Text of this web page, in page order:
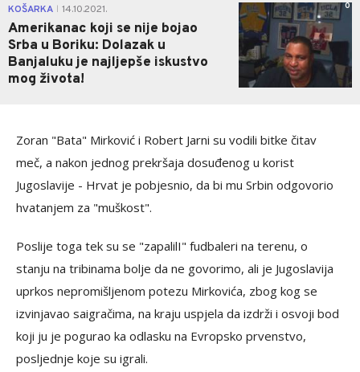
KOŠARKA 14.10.2021.
Amerikanac koji se nije bojao
Srba u Boriku: Dolazak u
Banjaluku je najljepše iskustvo
mog života!
0
Zoran "Bata" Mirković i Robert Jarni su vodili bitke čitav
meč, a nakon jednog prekršaja dosuđenog u korist
Jugoslavije - Hrvat je pobjesnio, da bi mu Srbin odgovorio
hvatanjem za "muškost".
Poslije toga tek su se "zapalilI" fudbaleri na terenu, o
stanju na tribinama bolje da ne govorimo, ali je Jugoslavija
uprkos nepromišljenom potezu Mirkovića, zbog kog se
izvinjavao saigračima, na kraju uspjela da izdrži i osvoji bod
koji ju je pogurao ka odlasku na Evropsko prvenstvo,
posljednje koje su igrali.